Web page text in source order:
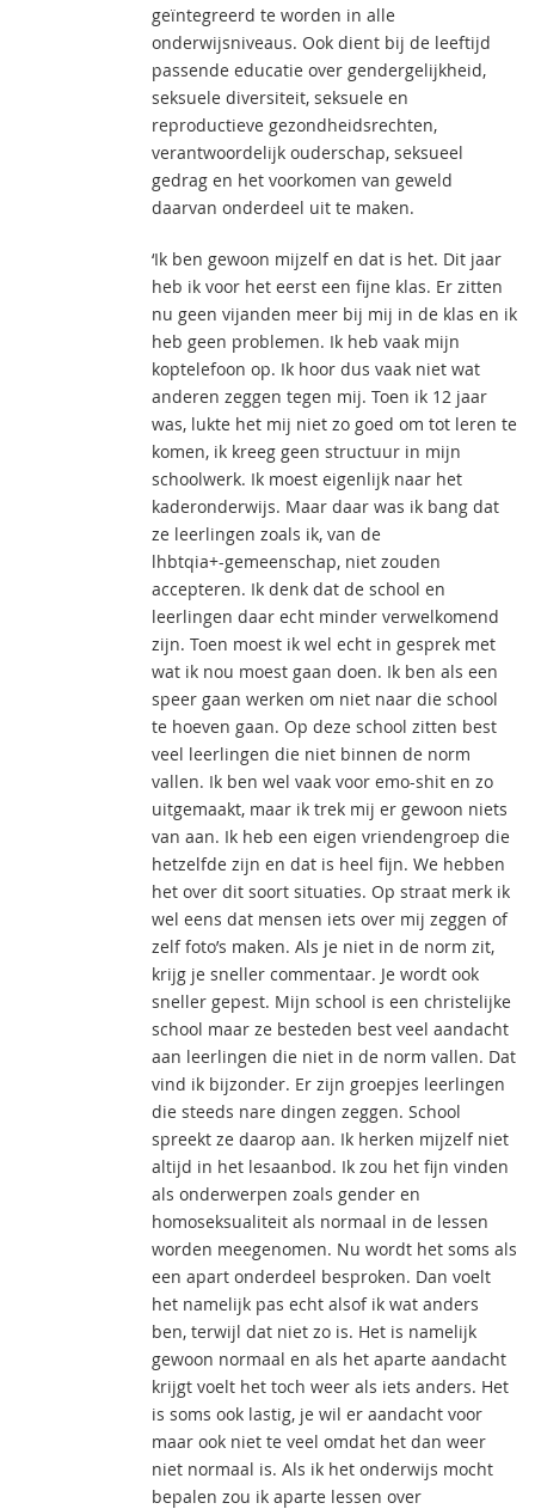
geïntegreerd te worden in alle
onderwijsniveaus. Ook dient bij de leeftijd
passende educatie over gendergelijkheid,
seksuele diversiteit, seksuele en
reproductieve gezondheidsrechten,
verantwoordelijk ouderschap, seksueel
gedrag en het voorkomen van geweld
daarvan onderdeel uit te maken.
‘Ik ben gewoon mijzelf en dat is het. Dit jaar
heb ik voor het eerst een fijne klas. Er zitten
nu geen vijanden meer bij mij in de klas en ik
heb geen problemen. Ik heb vaak mijn
koptelefoon op. Ik hoor dus vaak niet wat
anderen zeggen tegen mij. Toen ik 12 jaar
was, lukte het mij niet zo goed om tot leren te
komen, ik kreeg geen structuur in mijn
schoolwerk. Ik moest eigenlijk naar het
kaderonderwijs. Maar daar was ik bang dat
ze leerlingen zoals ik, van de
lhbtqia+-gemeenschap, niet zouden
accepteren. Ik denk dat de school en
leerlingen daar echt minder verwelkomend
zijn. Toen moest ik wel echt in gesprek met
wat ik nou moest gaan doen. Ik ben als een
speer gaan werken om niet naar die school
te hoeven gaan. Op deze school zitten best
veel leerlingen die niet binnen de norm
vallen. Ik ben wel vaak voor emo-shit en zo
uitgemaakt, maar ik trek mij er gewoon niets
van aan. Ik heb een eigen vriendengroep die
hetzelfde zijn en dat is heel fijn. We hebben
het over dit soort situaties. Op straat merk ik
wel eens dat mensen iets over mij zeggen of
zelf foto’s maken. Als je niet in de norm zit,
krijg je sneller commentaar. Je wordt ook
sneller gepest. Mijn school is een christelijke
school maar ze besteden best veel aandacht
aan leerlingen die niet in de norm vallen. Dat
vind ik bijzonder. Er zijn groepjes leerlingen
die steeds nare dingen zeggen. School
spreekt ze daarop aan. Ik herken mijzelf niet
altijd in het lesaanbod. Ik zou het fijn vinden
als onderwerpen zoals gender en
homoseksualiteit als normaal in de lessen
worden meegenomen. Nu wordt het soms als
een apart onderdeel besproken. Dan voelt
het namelijk pas echt alsof ik wat anders
ben, terwijl dat niet zo is. Het is namelijk
gewoon normaal en als het aparte aandacht
krijgt voelt het toch weer als iets anders. Het
is soms ook lastig, je wil er aandacht voor
maar ook niet te veel omdat het dan weer
niet normaal is. Als ik het onderwijs mocht
bepalen zou ik aparte lessen over